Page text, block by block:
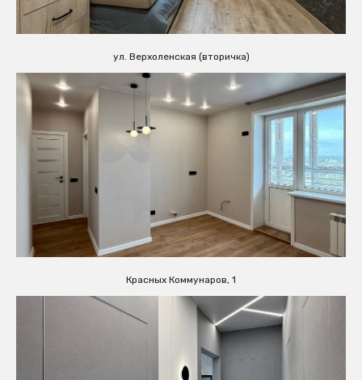
ул. Верхоленская (вторичка)
Красных Коммунаров, 1